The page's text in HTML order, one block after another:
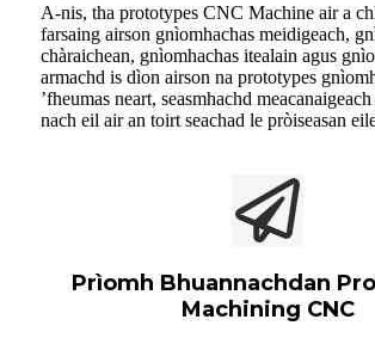
A-nis, tha prototypes CNC Machine air a
farsaing airson gnìomhachas meidigeach,
chàraichean, gnìomhachas itealain agus
armachd is dìon airson na prototypes
’fheumas neart, seasmhachd
nach eil air an toirt seachad le pròiseasan
Prìomh Bhuannachdan
Machining CNC